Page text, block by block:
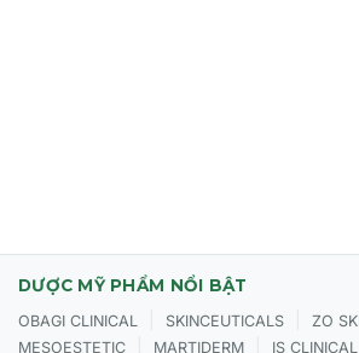
DƯỢC MỸ PHẨM NỔI BẬT
OBAGI CLINICAL SKINCEUTICALS ZO
MESOESTETIC MARTIDERM IS CLINICAL